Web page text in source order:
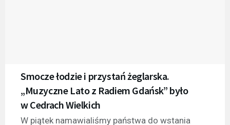
Smocze łodzie i przystań żeglarska.
„Muzyczne Lato z Radiem Gdańsk” było
w Cedrach Wielkich
W piątek namawialiśmy państwa do wstania